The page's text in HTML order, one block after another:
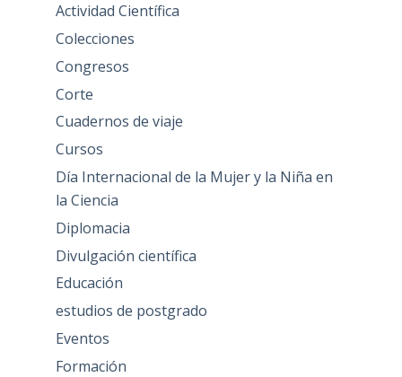
Actividad Científica
Colecciones
Congresos
Corte
Cuadernos de viaje
Cursos
Día Internacional de la Mujer y la Niña en
la Ciencia
Diplomacia
Divulgación científica
Educación
estudios de postgrado
Eventos
Formación